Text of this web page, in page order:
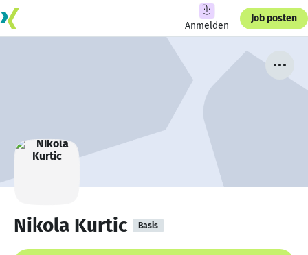
Anmelden
Job posten
Nikola Kurtic Basis